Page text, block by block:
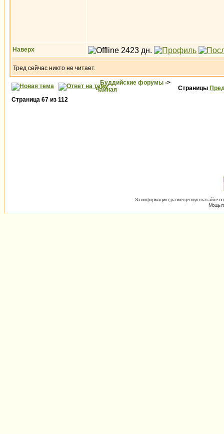
Наверх
Тред сейчас никто не читает.
Буддийские форумы ->
Чайная
Страницы
Страница 67 из 112
За информацию, размещённую на сайте
Мощь